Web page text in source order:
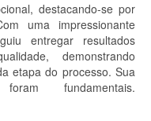
destacando-se por
uma impressionante
entregar resultados
demonstrando
etapa do processo. Sua
fundamentais.